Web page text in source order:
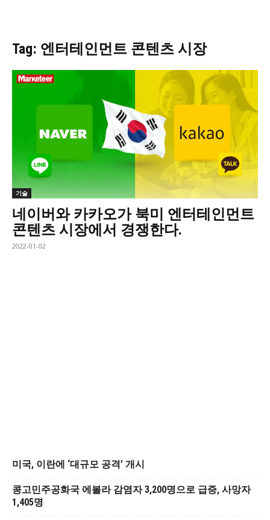
Tag: 엔터테인먼트 콘텐츠 시장
기술
네이버와 카카오가 북미 엔터테인먼트
콘텐츠 시장에서 경쟁한다.
2022-01-02
미국, 이란에 ‘대규모 공격’ 개시
콩고민주공화국 에볼라 감염자 3,200명으로 급증, 사망자
1,405명